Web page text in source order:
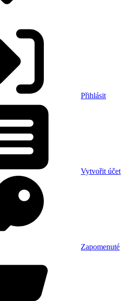
Přihlásit
Vytvořit účet
Zapomenuté